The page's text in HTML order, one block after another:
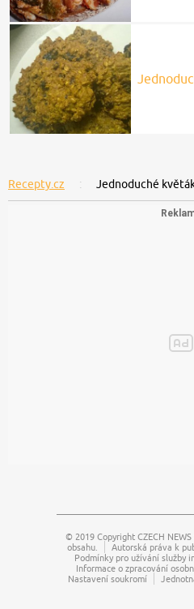
Recepty.cz Jednoduché
© 2019 Copyright CZECH NEWS
obsahu.
Autorská práva k
Podmínky pro užívání služby
Informace o zpracování
Nastavení soukromí